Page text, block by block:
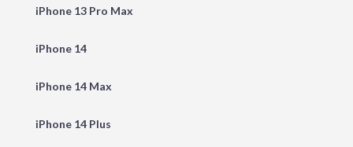
iPhone 13 Pro Max
iPhone 14
iPhone 14 Max
iPhone 14 Plus